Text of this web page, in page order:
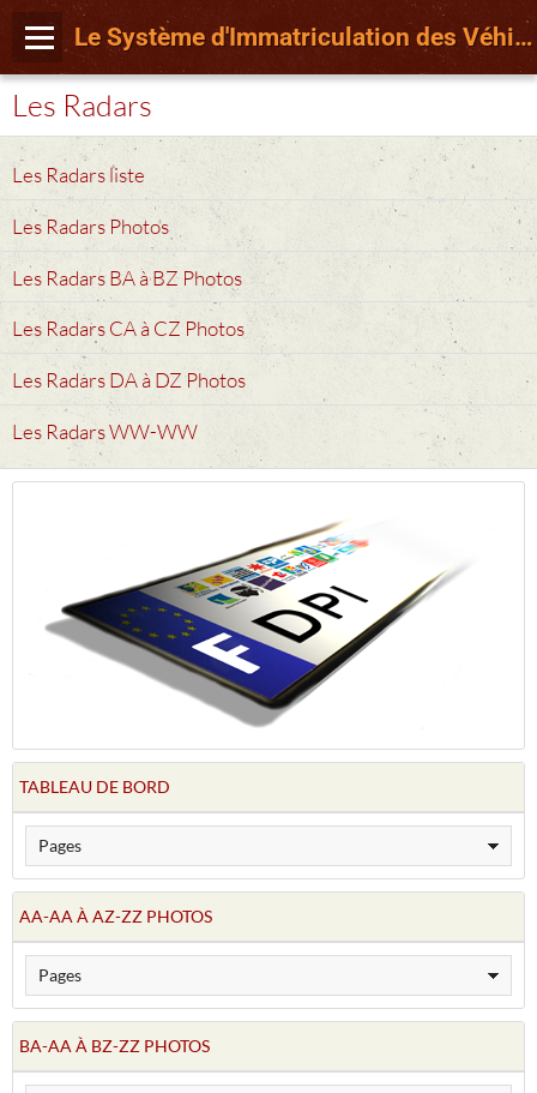
Le Système d'Immatriculation des Véhicules français depuis le 15 Avril 2009
Les Radars
Les Radars liste
Les Radars Photos
Les Radars BA à BZ Photos
Les Radars CA à CZ Photos
Les Radars DA à DZ Photos
Les Radars WW-WW
TABLEAU DE BORD
AA-AA À AZ-ZZ PHOTOS
BA-AA À BZ-ZZ PHOTOS